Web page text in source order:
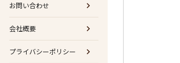
お問い合わせ
会社概要
プライバシーポリシー